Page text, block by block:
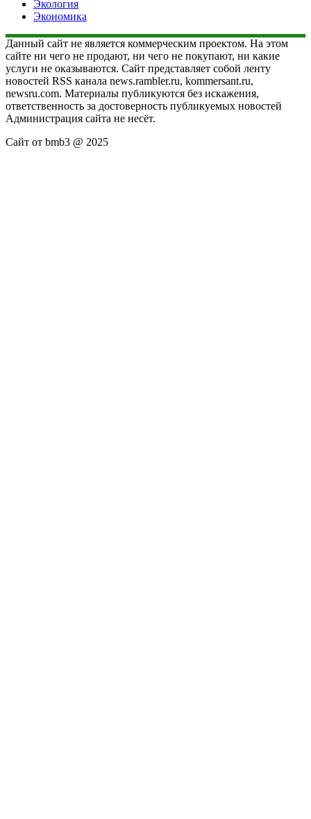
Экология
Экономика
Данный сайт не является коммерческим проектом. На этом
сайте ни чего не продают, ни чего не покупают, ни какие
услуги не оказываются. Сайт представляет собой ленту
новостей RSS канала news.rambler.ru, kommersant.ru,
newsru.com. Материалы публикуются без искажения,
ответственность за достоверность публикуемых новостей
Администрация сайта не несёт.
Сайт от bmb3 @ 2025